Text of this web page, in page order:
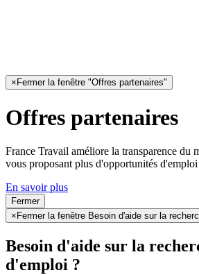
× Fermer la fenêtre "Offres partenaires"
Offres partenaires
France Travail améliore la transparence du
vous proposant plus d'opportunités d'emploi
En savoir plus
Fermer
× Fermer la fenêtre Besoin d'aide sur la
Besoin d'aide sur la
d'emploi ?